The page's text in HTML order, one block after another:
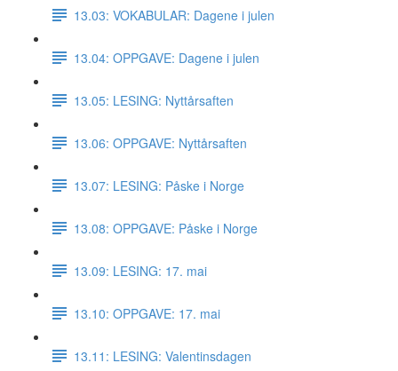
13.03: VOKABULAR: Dagene i julen
13.04: OPPGAVE: Dagene i julen
13.05: LESING: Nyttårsaften
13.06: OPPGAVE: Nyttårsaften
13.07: LESING: Påske i Norge
13.08: OPPGAVE: Påske i Norge
13.09: LESING: 17. mai
13.10: OPPGAVE: 17. mai
13.11: LESING: Valentinsdagen